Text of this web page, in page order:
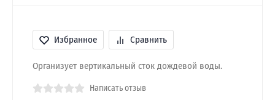
Избранное Сравнить
Организует вертикальный сток дождевой воды.
Написать отзыв